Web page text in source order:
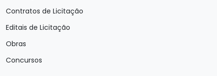
Contratos de Licitação
Editais de Licitação
Obras
Concursos